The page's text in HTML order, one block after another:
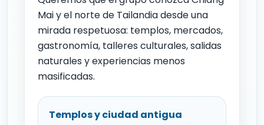
Mai y el norte de Tailandia desde una
mirada respetuosa: templos, mercados,
gastronomía, talleres culturales, salidas
naturales y experiencias menos
masificadas.
Templos y ciudad antigua